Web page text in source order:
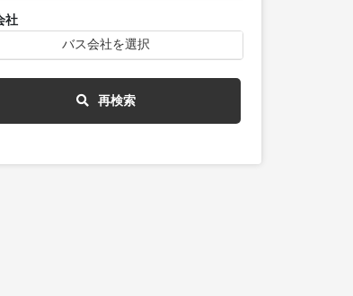
社
バス会社を選択
再検索